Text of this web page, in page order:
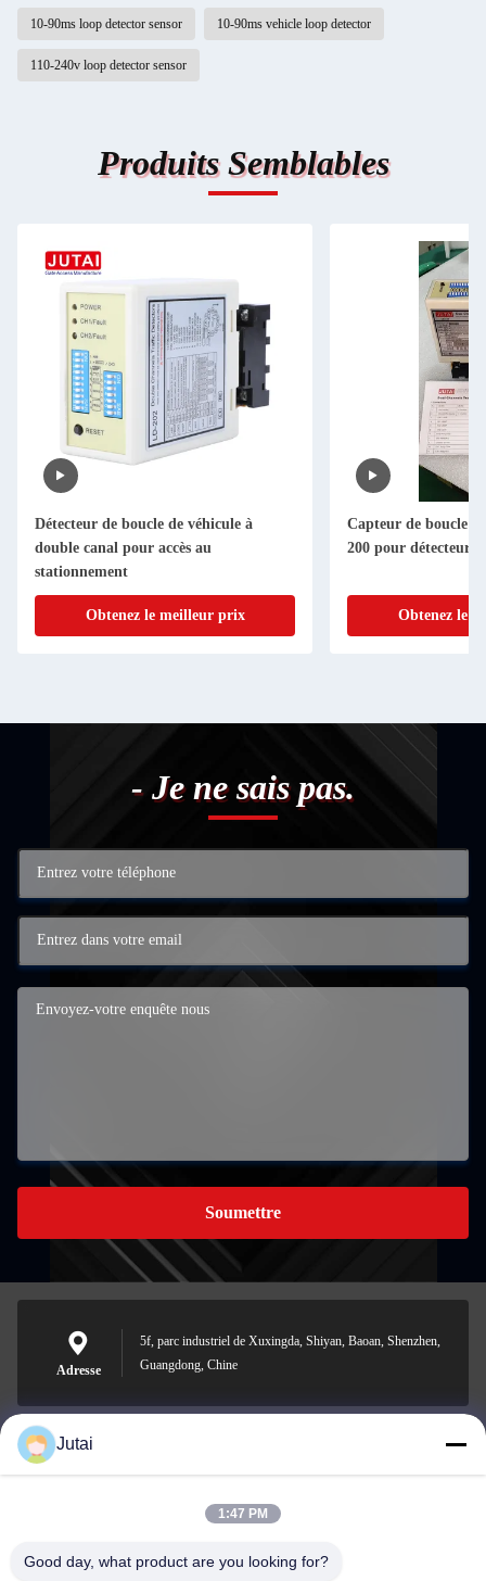
10-90ms loop detector sensor 10-90ms vehicle loop detector
110-240v loop detector sensor
Produits Semblables
Détecteur de boucle de véhicule à
double canal pour accès au
stationnement
Obtenez le meilleur prix
Capteur de boucle
200 pour détecteur
Obtenez le
- Je ne sais pas.
Soumettre
Adresse
5f, parc industriel de Xuxingda, Shiyan, Baoan, Shenzhen,
Guangdong, Chine
jutaisales18@gmail.com
Jutai
1:47 PM
Good day, what product are you looking for?